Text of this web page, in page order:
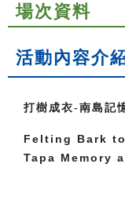
場次資料
活動內容介
打樹成衣-南島記
Felting Bark
Tapa Memory